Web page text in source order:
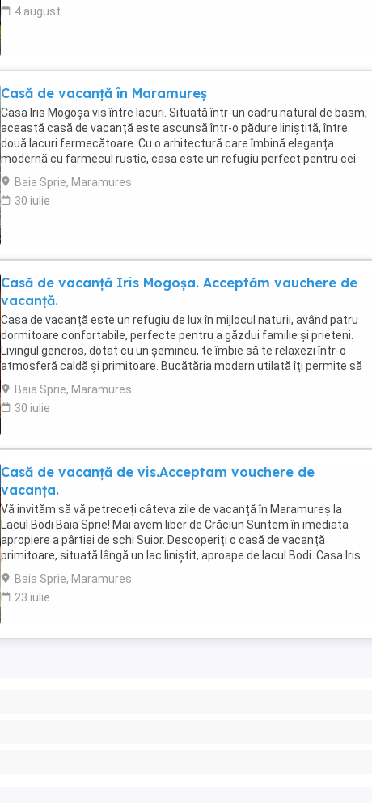
4 august
Casă de vacanță în Maramureș
Casa Iris Mogoșa vis între lacuri. Situată într-un cadru natural de basm,
această casă de vacanță este ascunsă într-o pădure liniștită, între
două lacuri fermecătoare. Cu o arhitectură care îmbină eleganța
modernă cu farmecul rustic, casa este un refugiu perfect pentru cei
care caută relaxare și confort. Spațiul ...
Baia Sprie, Maramures
30 iulie
Casă de vacanță Iris Mogoșa. Acceptăm vauchere de
vacanță.
Casa de vacanță este un refugiu de lux în mijlocul naturii, având patru
dormitoare confortabile, perfecte pentru a găzdui familie și prieteni.
Livingul generos, dotat cu un șemineu, te îmbie să te relaxezi într-o
atmosferă caldă și primitoare. Bucătăria modern utilată îți permite să
gătești cu ușurință, ...
Baia Sprie, Maramures
30 iulie
Casă de vacanță de vis.Acceptam vouchere de
vacanța.
Vă invităm să vă petreceți câteva zile de vacanță în Maramureș la
Lacul Bodi Baia Sprie! Mai avem liber de Crăciun Suntem în imediata
apropiere a pârtiei de schi Suior. Descoperiți o casă de vacanță
primitoare, situată lângă un lac liniștit, aproape de lacul Bodi. Casa Iris
vă pune la dispoziție: ...
Baia Sprie, Maramures
23 iulie